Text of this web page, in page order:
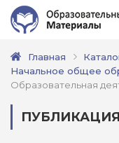
Главная
Начальное общее
Образовательная
ПУБЛИКАЦИЯ